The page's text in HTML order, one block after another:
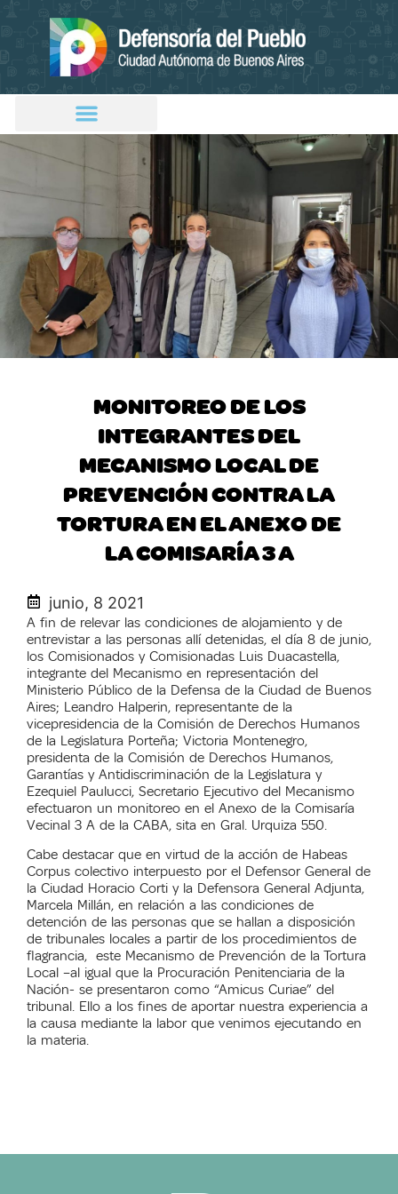
MONITOREO DE LOS
INTEGRANTES DEL
MECANISMO LOCAL DE
PREVENCIÓN CONTRA LA
TORTURA EN EL ANEXO DE
LA COMISARÍA 3 A
junio, 8 2021
A fin de relevar las condiciones de alojamiento y de
entrevistar a las personas allí detenidas, el día 8 de junio,
los Comisionados y Comisionadas Luis Duacastella,
integrante del Mecanismo en representación del
Ministerio Público de la Defensa de la Ciudad de Buenos
Aires; Leandro Halperin, representante de la
vicepresidencia de la Comisión de Derechos Humanos
de la Legislatura Porteña; Victoria Montenegro,
presidenta de la Comisión de Derechos Humanos,
Garantías y Antidiscriminación de la Legislatura y
Ezequiel Paulucci, Secretario Ejecutivo del Mecanismo
efectuaron un monitoreo en el Anexo de la Comisaría
Vecinal 3 A de la CABA, sita en Gral. Urquiza 550.
Cabe destacar que en virtud de la acción de Habeas
Corpus colectivo interpuesto por el Defensor General de
la Ciudad Horacio Corti y la Defensora General Adjunta,
Marcela Millán, en relación a las condiciones de
detención de las personas que se hallan a disposición
de tribunales locales a partir de los procedimientos de
flagrancia, este Mecanismo de Prevención de la Tortura
Local –al igual que la Procuración Penitenciaria de la
Nación- se presentaron como “Amicus Curiae” del
tribunal. Ello a los fines de aportar nuestra experiencia a
la causa mediante la labor que venimos ejecutando en
la materia.